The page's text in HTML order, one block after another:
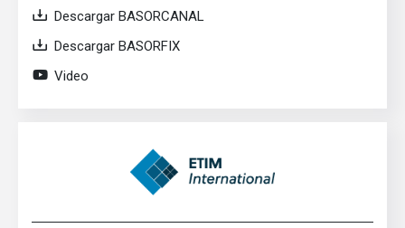
Descargar BASORCANAL
Descargar BASORFIX
Video